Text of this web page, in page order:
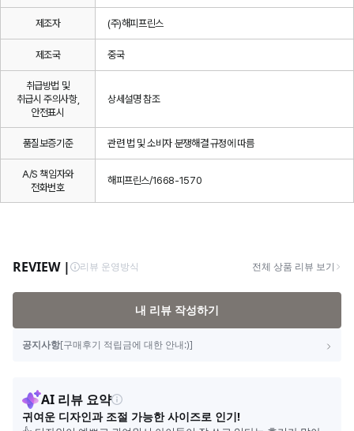
제조자 (주)해피프린스
제조국 중국
취급방법 및
취급시 주의사항,
안전표시
상세설명 참조
품질보증기준 관련 법 및 소비자 분쟁해결 규정에 따름
A/S 책임자와
전화번호
해피프린스/1668-1570